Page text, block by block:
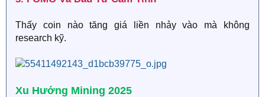
Thấy coin nào tăng giá liền nhảy vào mà không
research kỹ.
Xu Hướng Mining 2025​